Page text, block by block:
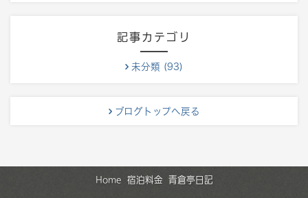
記事カテゴリ
未分類 (93)
ブログトップへ戻る
Home 宿泊料金 青倉亭日記